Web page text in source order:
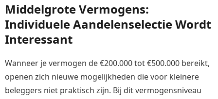
Middelgrote Vermogens:
Individuele Aandelenselectie Wordt
Interessant
Wanneer je vermogen de €200.000 tot €500.000 bereikt,
openen zich nieuwe mogelijkheden die voor kleinere
beleggers niet praktisch zijn. Bij dit vermogensniveau